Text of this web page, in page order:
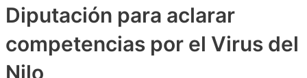
Diputación para aclarar
competencias por el Virus del
Nilo